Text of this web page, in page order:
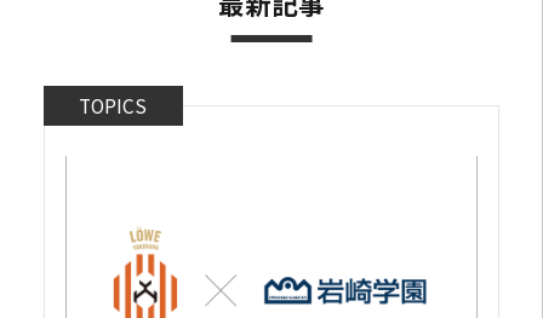
TOPICS